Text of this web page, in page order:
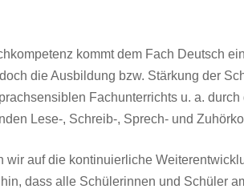
kommt dem Fach Deutsch
die Ausbildung bzw. Stärkung der
Fachunterrichts u. a.
Lese-, Schreib-, Sprech- und
wir auf die kontinuierliche
dass alle Schülerinnen und Schüler